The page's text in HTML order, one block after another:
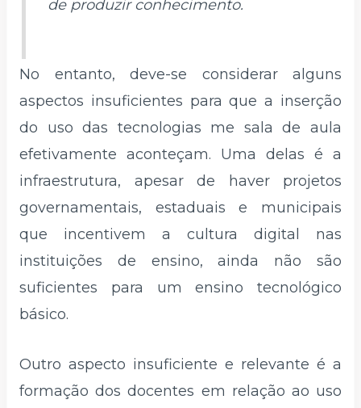
de produzir conhecimento.
No entanto, deve-se considerar alguns
aspectos insuficientes para que a inserção
do uso das tecnologias me sala de aula
efetivamente aconteçam. Uma delas é a
infraestrutura, apesar de haver projetos
governamentais, estaduais e municipais
que incentivem a cultura digital nas
instituições de ensino, ainda não são
suficientes para um ensino tecnológico
básico.
Outro aspecto insuficiente e relevante é a
formação dos docentes em relação ao uso